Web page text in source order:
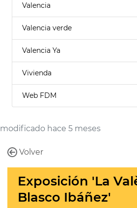
Valencia
Valencia verde
Valencia Ya
Vivienda
Web FDM
modificado hace 5 meses
Volver
Exposición 'La
Blasco Ibáñez'